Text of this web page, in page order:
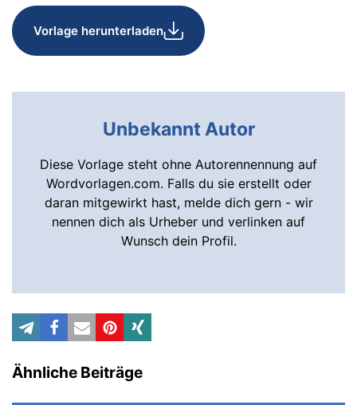
Vorlage herunterladen
Unbekannt Autor
Diese Vorlage steht ohne Autorennennung auf
Wordvorlagen.com. Falls du sie erstellt oder
daran mitgewirkt hast, melde dich gern - wir
nennen dich als Urheber und verlinken auf
Wunsch dein Profil.
Ähnliche Beiträge